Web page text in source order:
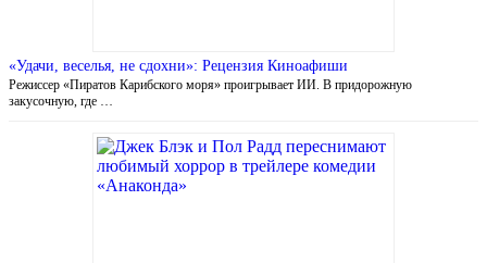
«Удачи, веселья, не сдохни»: Рецензия Киноафиши
Режиссер «Пиратов Карибского моря» проигрывает ИИ. В придорожную
закусочную, где …